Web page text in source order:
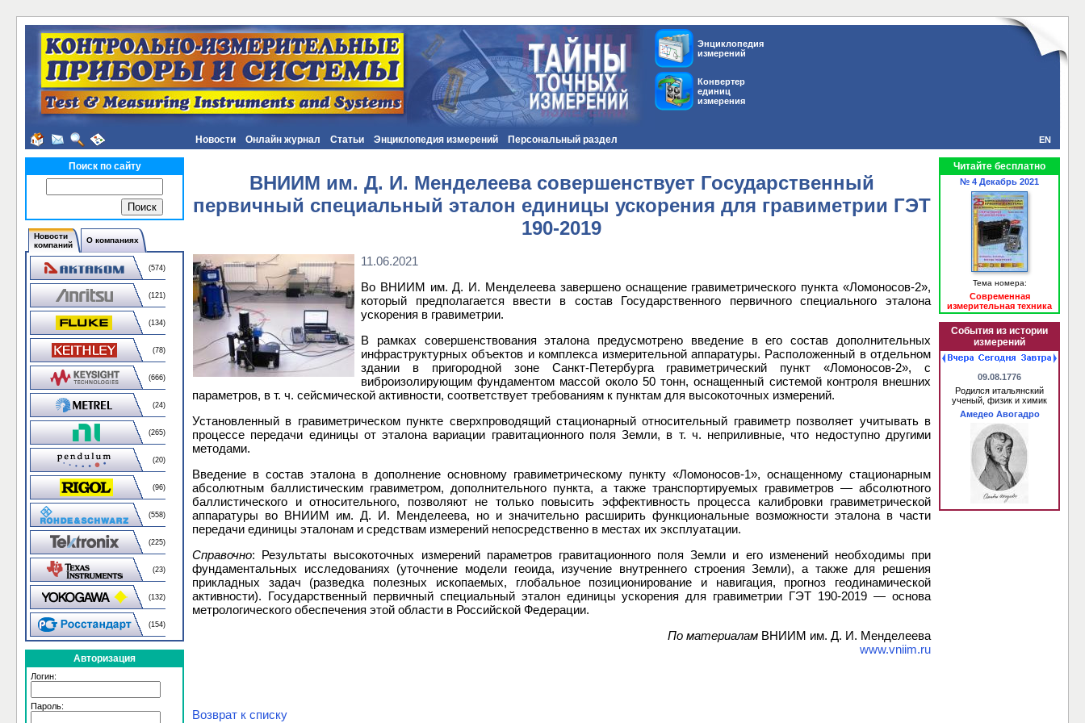
Энциклопедия
измерений
Конвертер
единиц
измерения
Новости Онлайн журнал Статьи Энциклопедия измерений Персональный раздел EN
Поиск по сайту
Новости
компаний
О компаниях
(574)
(121)
(134)
(78)
(666)
(24)
(265)
(20)
(96)
(558)
(225)
(23)
(132)
(154)
Авторизация
Логин:
Пароль:
ВНИИМ им. Д. И. Менделеева совершенствует Государственный
первичный специальный эталон единицы ускорения для гравиметрии ГЭТ
190-2019
11.06.2021
Во ВНИИМ им. Д. И. Менделеева завершено оснащение гравиметрического пункта «Ломоносов-2»,
который предполагается ввести в состав Государственного первичного специального эталона
ускорения в гравиметрии.
В рамках совершенствования эталона предусмотрено введение в его состав дополнительных
инфраструктурных объектов и комплекса измерительной аппаратуры. Расположенный в отдельном
здании в пригородной зоне Санкт-Петербурга гравиметрический пункт «Ломоносов-2», с
виброизолирующим фундаментом массой около 50 тонн, оснащенный системой контроля внешних
параметров, в т. ч. сейсмической активности, соответствует требованиям к пунктам для высокоточных измерений.
Установленный в гравиметрическом пункте сверхпроводящий стационарный относительный гравиметр позволяет учитывать в
процессе передачи единицы от эталона вариации гравитационного поля Земли, в т. ч. неприливные, что недоступно другими
методами.
Введение в состав эталона в дополнение основному гравиметрическому пункту «Ломоносов-1», оснащенному стационарным
абсолютным баллистическим гравиметром, дополнительного пункта, а также транспортируемых гравиметров — абсолютного
баллистического и относительного, позволяют не только повысить эффективность процесса калибровки гравиметрической
аппаратуры во ВНИИМ им. Д. И. Менделеева, но и значительно расширить функциональные возможности эталона в части
передачи единицы эталонам и средствам измерений непосредственно в местах их эксплуатации.
Справочно: Результаты высокоточных измерений параметров гравитационного поля Земли и его изменений необходимы при
фундаментальных исследованиях (уточнение модели геоида, изучение внутреннего строения Земли), а также для решения
прикладных задач (разведка полезных ископаемых, глобальное позиционирование и навигация, прогноз геодинамической
активности). Государственный первичный специальный эталон единицы ускорения для гравиметрии ГЭТ 190-2019 — основа
метрологического обеспечения этой области в Российской Федерации.
По материалам ВНИИМ им. Д. И. Менделеева
www.vniim.ru
Возврат к списку
Читайте бесплатно
№ 4 Декабрь 2021
Тема номера:
Современная
измерительная техника
События из истории
измерений
09.08.1776
Родился итальянский
ученый, физик и химик
Амедео Авогадро